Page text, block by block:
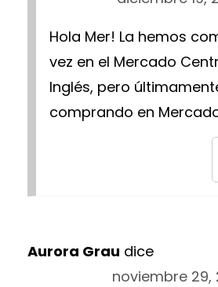
Hola Mer! La hemos
vez en el Mercado
Inglés, pero
comprando en
Aurora Grau dice
noviembre 29,